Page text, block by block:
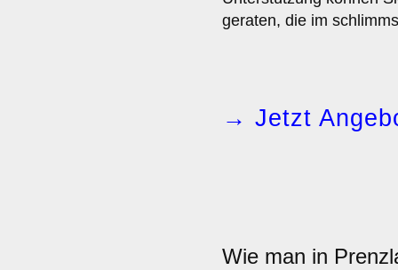
geraten, die im
→ Jetzt
Wie man in